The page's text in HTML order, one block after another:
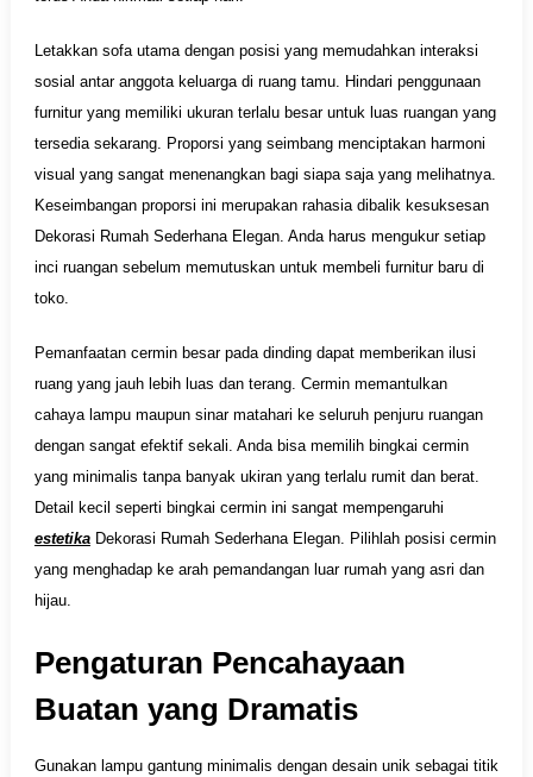
Letakkan sofa utama dengan posisi yang memudahkan interaksi
sosial antar anggota keluarga di ruang tamu. Hindari penggunaan
furnitur yang memiliki ukuran terlalu besar untuk luas ruangan yang
tersedia sekarang. Proporsi yang seimbang menciptakan harmoni
visual yang sangat menenangkan bagi siapa saja yang melihatnya.
Keseimbangan proporsi ini merupakan rahasia dibalik kesuksesan
Dekorasi Rumah Sederhana Elegan. Anda harus mengukur setiap
inci ruangan sebelum memutuskan untuk membeli furnitur baru di
toko.
Pemanfaatan cermin besar pada dinding dapat memberikan ilusi
ruang yang jauh lebih luas dan terang. Cermin memantulkan
cahaya lampu maupun sinar matahari ke seluruh penjuru ruangan
dengan sangat efektif sekali. Anda bisa memilih bingkai cermin
yang minimalis tanpa banyak ukiran yang terlalu rumit dan berat.
Detail kecil seperti bingkai cermin ini sangat mempengaruhi
estetikaDekorasi Rumah Sederhana Elegan. Pilihlah posisi cermin
yang menghadap ke arah pemandangan luar rumah yang asri dan
hijau.
Pengaturan Pencahayaan
Buatan yang Dramatis
Gunakan lampu gantung minimalis dengan desain unik sebagai titik